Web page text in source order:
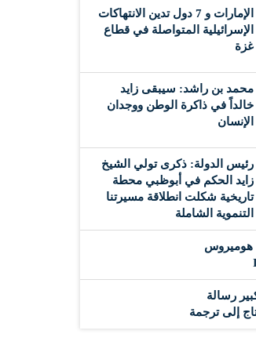
الإمارات و 7 دول تدين الانتهاكات
الإسرائيلية المتواصلة في قطاع
غزة
محمد بن راشد: سيبقى زايد
خالداً في ذاكرة الوطن ووجدان
الإنسان
رئيس الدولة: ذكرى تولي الشيخ
زايد الحكم في أبوظبي محطة
تاريخية شكلت انطلاقة مسيرتنا
التنموية الشاملة
هوميروس
رسالة
إلى ترجمة